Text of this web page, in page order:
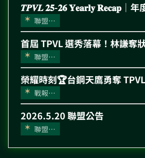
𝑻𝑷𝑽𝑳 𝟐𝟓-𝟐𝟔 𝐘𝐞𝐚𝐫𝐥𝐲 𝐑𝐞𝐜𝐚𝐩｜年
聯盟公
告
首屆 TPVL 選秀落幕！林謙奪
聯盟公
告
戰報精
華
2026.5.20 聯盟公告
聯盟公